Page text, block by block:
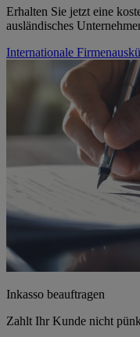
Erhalten Sie jetzt eine
ausländisches
Internationale
Inkasso beauftragen
Zahlt Ihr Kunde nicht